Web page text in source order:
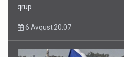
qrup
6 Avqust 20:07